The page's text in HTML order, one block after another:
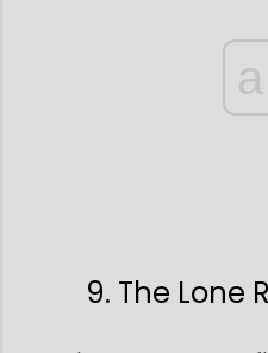
9. The Lone